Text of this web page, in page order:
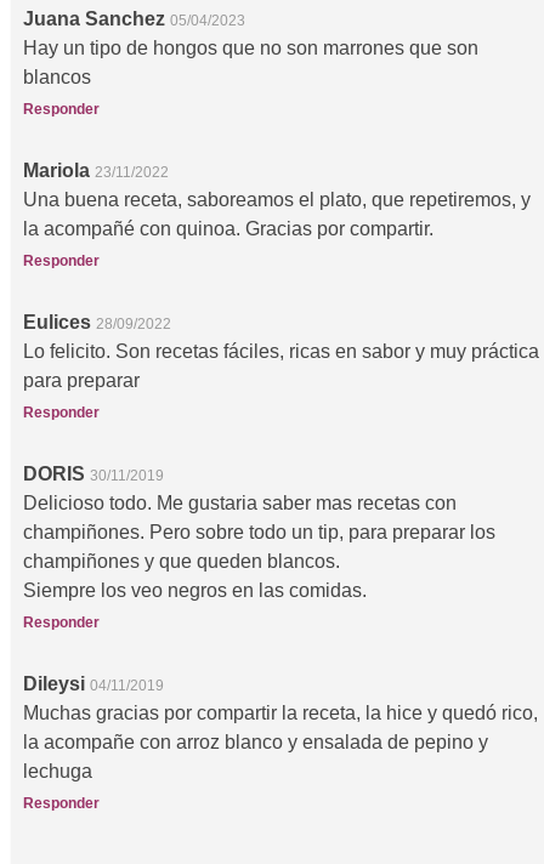
Juana Sanchez 05/04/2023
Hay un tipo de hongos que no son marrones que son
blancos
Responder
Mariola 23/11/2022
Una buena receta, saboreamos el plato, que repetiremos, y
la acompañé con quinoa. Gracias por compartir.
Responder
Eulices 28/09/2022
Lo felicito. Son recetas fáciles, ricas en sabor y muy práctica
para preparar
Responder
DORIS 30/11/2019
Delicioso todo. Me gustaria saber mas recetas con
champiñones. Pero sobre todo un tip, para preparar los
champiñones y que queden blancos.
Siempre los veo negros en las comidas.
Responder
Dileysi 04/11/2019
Muchas gracias por compartir la receta, la hice y quedó rico,
la acompañe con arroz blanco y ensalada de pepino y
lechuga
Responder